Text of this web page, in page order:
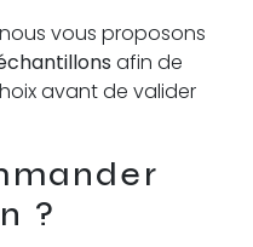
vous proposons
afin de
avant de valider
?